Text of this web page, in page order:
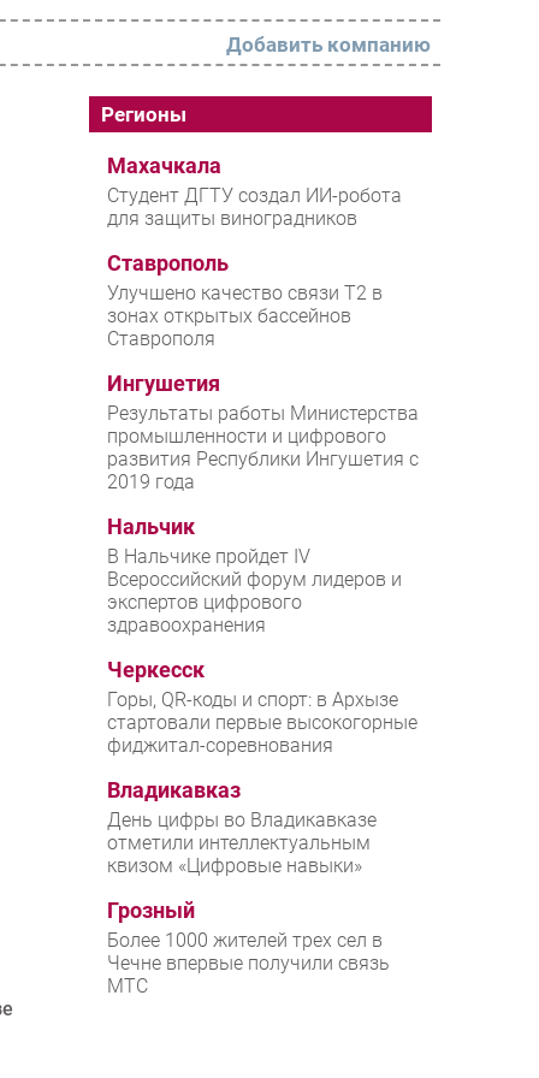
РАЗДЕЛЫ
Новости
Аналитика
Мероприятия
Проекты
IT класс
Тестовый стенд
Каталог компаний
Добавить компанию
Регионы
Махачкала
Студент ДГТУ создал ИИ-робота
для защиты виноградников
Ставрополь
Улучшено качество связи T2 в
зонах открытых бассейнов
Ставрополя
Ингушетия
Результаты работы Министерства
промышленности и цифрового
развития Республики Ингушетия с
2019 года
Нальчик
В Нальчике пройдет IV
Всероссийский форум лидеров и
экспертов цифрового
здравоохранения
Черкесск
Горы, QR-коды и спорт: в Архызе
стартовали первые высокогорные
фиджитал-соревнования
Владикавказ
День цифры во Владикавказе
отметили интеллектуальным
квизом «Цифровые навыки»
Грозный
Более 1000 жителей трех сел в
Чечне впервые получили связь
МТС